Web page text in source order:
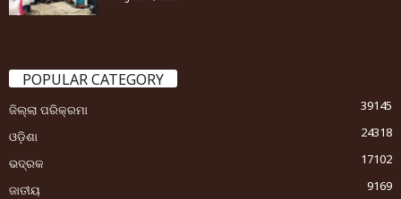
POPULAR CATEGORY
ଜିଲ୍ଲା ପରିକ୍ରମା
39145
ଓଡ଼ିଶା
24318
ଭଦ୍ରକ
17102
ଜାତୀୟ
9169